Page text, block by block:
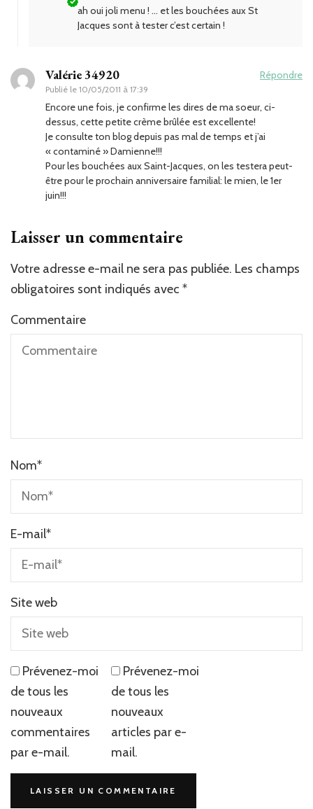
ah oui joli menu ! … et les bouchées aux St
Jacques sont à tester c’est certain !
Valérie 34920
Publié le 10/05/2011 à 17:39
Répondre
Encore une fois, je confirme les dires de ma soeur, ci-
dessus, cette petite crème brûlée est excellente!
Je consulte ton blog depuis pas mal de temps et j’ai
« contaminé » Damienne!!!
Pour les bouchées aux Saint-Jacques, on les testera peut-
être pour le prochain anniversaire familial: le mien, le 1er
juin!!!
Laisser un commentaire
Votre adresse e-mail ne sera pas publiée. Les champs
obligatoires sont indiqués avec *
Commentaire
Nom*
E-mail*
Site web
Prévenez-moi
de tous les
nouveaux
commentaires
par e-mail.
Prévenez-moi
de tous les
nouveaux
articles par e-
mail.